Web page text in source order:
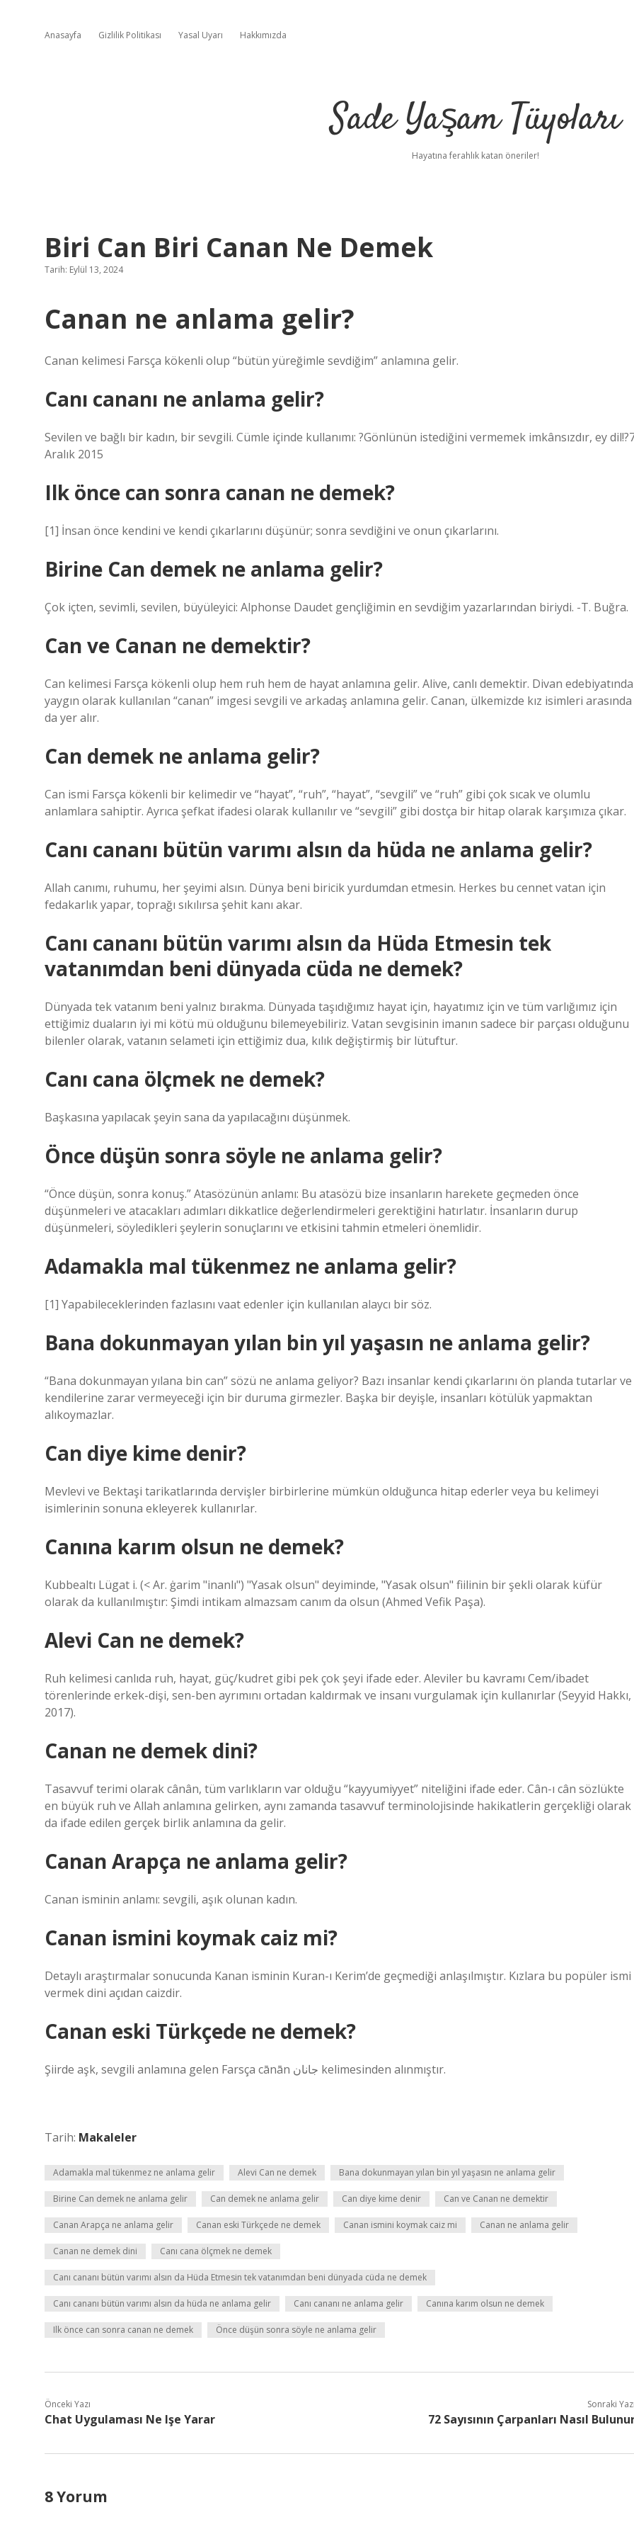
Anasayfa Gizlilik Politikası Yasal Uyarı Hakkımızda
Sade Yaşam Tüyoları
Hayatına ferahlık katan öneriler!
Biri Can Biri Canan Ne Demek
Tarih: Eylül 13, 2024
Canan ne anlama gelir?
Canan kelimesi Farsça kökenli olup “bütün yüreğimle sevdiğim” anlamına gelir.
Canı cananı ne anlama gelir?
Sevilen ve bağlı bir kadın, bir sevgili. Cümle içinde kullanımı: ?Gönlünün istediğini vermemek imkânsızdır, ey
Aralık 2015
Ilk önce can sonra canan ne demek?
[1] İnsan önce kendini ve kendi çıkarlarını düşünür; sonra sevdiğini ve onun çıkarlarını.
Birine Can demek ne anlama gelir?
Çok içten, sevimli, sevilen, büyüleyici: Alphonse Daudet gençliğimin en sevdiğim yazarlarından biriydi. -T. Buğra.
Can ve Canan ne demektir?
Can kelimesi Farsça kökenli olup hem ruh hem de hayat anlamına gelir. Alive, canlı demektir. Divan edebiyatında
yaygın olarak kullanılan “canan” imgesi sevgili ve arkadaş anlamına gelir. Canan, ülkemizde kız isimleri arasında
da yer alır.
Can demek ne anlama gelir?
Can ismi Farsça kökenli bir kelimedir ve “hayat”, “ruh”, “hayat”, “sevgili” ve “ruh” gibi çok sıcak ve olumlu
anlamlara sahiptir. Ayrıca şefkat ifadesi olarak kullanılır ve “sevgili” gibi dostça bir hitap olarak karşımıza çıkar.
Canı cananı bütün varımı alsın da hüda ne anlama gelir?
Allah canımı, ruhumu, her şeyimi alsın. Dünya beni biricik yurdumdan etmesin. Herkes bu cennet vatan için
fedakarlık yapar, toprağı sıkılırsa şehit kanı akar.
Canı cananı bütün varımı alsın da Hüda Etmesin tek
vatanımdan beni dünyada cüda ne demek?
Dünyada tek vatanım beni yalnız bırakma. Dünyada taşıdığımız hayat için, hayatımız için ve tüm varlığımız için
ettiğimiz duaların iyi mi kötü mü olduğunu bilemeyebiliriz. Vatan sevgisinin imanın sadece bir parçası olduğunu
bilenler olarak, vatanın selameti için ettiğimiz dua, kılık değiştirmiş bir lütuftur.
Canı cana ölçmek ne demek?
Başkasına yapılacak şeyin sana da yapılacağını düşünmek.
Önce düşün sonra söyle ne anlama gelir?
“Önce düşün, sonra konuş.” Atasözünün anlamı: Bu atasözü bize insanların harekete geçmeden önce
düşünmeleri ve atacakları adımları dikkatlice değerlendirmeleri gerektiğini hatırlatır. İnsanların durup
düşünmeleri, söyledikleri şeylerin sonuçlarını ve etkisini tahmin etmeleri önemlidir.
Adamakla mal tükenmez ne anlama gelir?
[1] Yapabileceklerinden fazlasını vaat edenler için kullanılan alaycı bir söz.
Bana dokunmayan yılan bin yıl yaşasın ne anlama gelir?
“Bana dokunmayan yılana bin can” sözü ne anlama geliyor? Bazı insanlar kendi çıkarlarını ön planda tutarlar ve
kendilerine zarar vermeyeceği için bir duruma girmezler. Başka bir deyişle, insanları kötülük yapmaktan
alıkoymazlar.
Can diye kime denir?
Mevlevi ve Bektaşi tarikatlarında dervişler birbirlerine mümkün olduğunca hitap ederler veya bu kelimeyi
isimlerinin sonuna ekleyerek kullanırlar.
Canına karım olsun ne demek?
Kubbealtı Lügat i. (< Ar. ġarіm "inanlı") "Yasak olsun" deyiminde, "Yasak olsun" fiilinin bir şekli olarak küfür
olarak da kullanılmıştır: Şimdi intikam almazsam canım da olsun (Ahmed Vefik Paşa).
Alevi Can ne demek?
Ruh kelimesi canlıda ruh, hayat, güç/kudret gibi pek çok şeyi ifade eder. Aleviler bu kavramı Cem/ibadet
törenlerinde erkek-dişi, sen-ben ayrımını ortadan kaldırmak ve insanı vurgulamak için kullanırlar (Seyyid Hakkı,
2017).
Canan ne demek dini?
Tasavvuf terimi olarak cânân, tüm varlıkların var olduğu “kayyumiyyet” niteliğini ifade eder. Cân-ı cân sözlükte
en büyük ruh ve Allah anlamına gelirken, aynı zamanda tasavvuf terminolojisinde hakikatlerin gerçekliği olarak
da ifade edilen gerçek birlik anlamına da gelir.
Canan Arapça ne anlama gelir?
Canan isminin anlamı: sevgili, aşık olunan kadın.
Canan ismini koymak caiz mi?
Detaylı araştırmalar sonucunda Kanan isminin Kuran-ı Kerim’de geçmediği anlaşılmıştır. Kızlara bu popüler ismi
vermek dini açıdan caizdir.
Canan eski Türkçede ne demek?
Şiirde aşk, sevgili anlamına gelen Farsça cānān جانان kelimesinden alınmıştır.
Tarih: Makaleler
Adamakla mal tükenmez ne anlama gelir Alevi Can ne demek Bana dokunmayan yılan bin yıl yaşasın ne anlama gelir
Birine Can demek ne anlama gelir Can demek ne anlama gelir Can diye kime denir Can ve Canan ne demektir
Canan Arapça ne anlama gelir Canan eski Türkçede ne demek Canan ismini koymak caiz mi Canan ne anlama gelir
Canan ne demek dini Canı cana ölçmek ne demek
Canı cananı bütün varımı alsın da Hüda Etmesin tek vatanımdan beni dünyada cüda ne demek
Canı cananı bütün varımı alsın da hüda ne anlama gelir Canı cananı ne anlama gelir Canına karım olsun ne demek
Ilk önce can sonra canan ne demek Önce düşün sonra söyle ne anlama gelir
Önceki Yazı
Chat Uygulaması Ne Işe Yarar
Sonraki Yazı
72 Sayısının Çarpanları Nasıl
8 Yorum